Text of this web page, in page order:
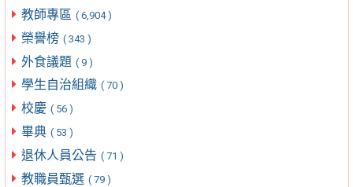
教師專區 ( 6,904 )
榮譽榜 ( 343 )
外食議題 ( 9 )
學生自治組織 ( 70 )
校慶 ( 56 )
畢典 ( 53 )
退休人員公告 ( 71 )
教職員甄選 ( 79 )